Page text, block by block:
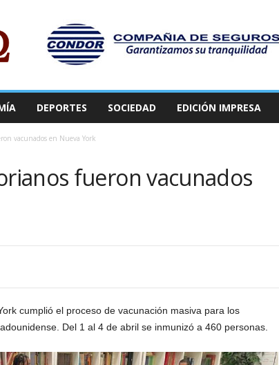
DEPORTES SOCIEDAD EDICIÓN IMPRESA
vacunados en Nueva York
fueron vacunados
cumplió el proceso de vacunación masiva para los
Del 1 al 4 de abril se inmunizó a 460 personas.